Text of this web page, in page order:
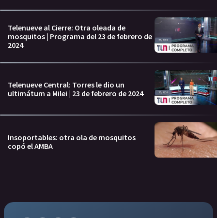
Telenueve al Cierre: Otra oleada de
mosquitos | Programa del 23 de febrero de
2024
Telenueve Central: Torres le dio un
ultimátum a Milei | 23 de febrero de 2024
Insoportables: otra ola de mosquitos
copó el AMBA